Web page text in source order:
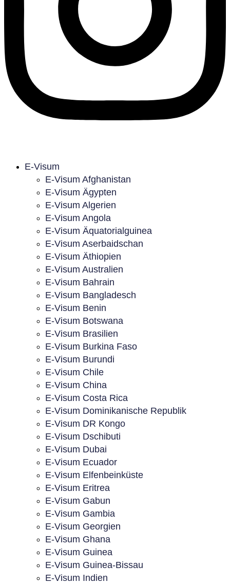
E-Visum
E-Visum Afghanistan
E-Visum Ägypten
E-Visum Algerien
E-Visum Angola
E-Visum Äquatorialguinea
E-Visum Aserbaidschan
E-Visum Äthiopien
E-Visum Australien
E-Visum Bahrain
E-Visum Bangladesch
E-Visum Benin
E-Visum Botswana
E-Visum Brasilien
E-Visum Burkina Faso
E-Visum Burundi
E-Visum Chile
E-Visum China
E-Visum Costa Rica
E-Visum Dominikanische Republik
E-Visum DR Kongo
E-Visum Dschibuti
E-Visum Dubai
E-Visum Ecuador
E-Visum Elfenbeinküste
E-Visum Eritrea
E-Visum Gabun
E-Visum Gambia
E-Visum Georgien
E-Visum Ghana
E-Visum Guinea
E-Visum Guinea-Bissau
E-Visum Indien